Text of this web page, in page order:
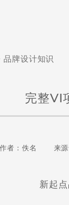
品牌设计知识
完整VI
作者：佚名 来源
新起